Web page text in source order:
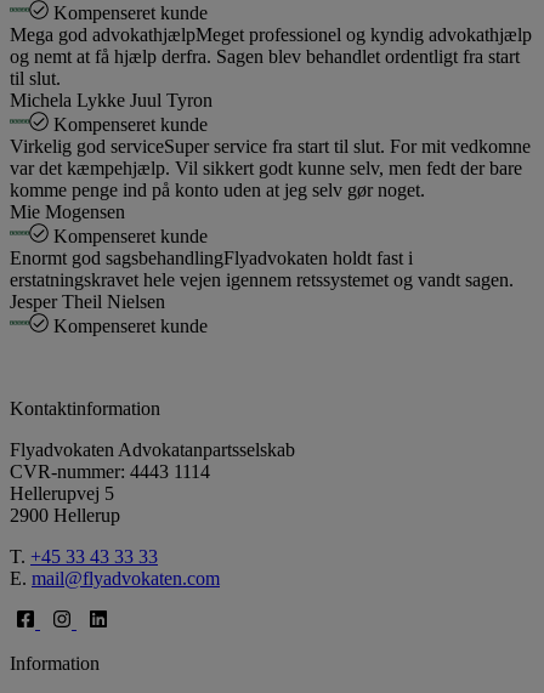
Kompenseret kunde
Mega god advokathjælpMeget professionel og kyndig advokathjælp
og nemt at få hjælp derfra. Sagen blev behandlet ordentligt fra start
til slut.
Michela Lykke Juul Tyron
Kompenseret kunde
Virkelig god serviceSuper service fra start til slut. For mit vedkomne
var det kæmpehjælp. Vil sikkert godt kunne selv, men fedt der bare
komme penge ind på konto uden at jeg selv gør noget.
Mie Mogensen
Kompenseret kunde
Enormt god sagsbehandlingFlyadvokaten holdt fast i
erstatningskravet hele vejen igennem retssystemet og vandt sagen.
Jesper Theil Nielsen
Kompenseret kunde
Kontaktinformation
Flyadvokaten Advokatanpartsselskab
CVR-nummer: 4443 1114
Hellerupvej 5
2900 Hellerup
T. +45 33 43 33 33
E. mail@flyadvokaten.com
Information